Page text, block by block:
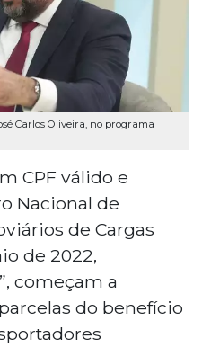
Carlos Oliveira, no programa
CPF válido e
Nacional de
de Cargas
de 2022,
começam a
do benefício